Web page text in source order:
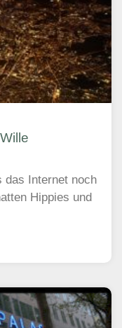
das Internet noch
Hippies und